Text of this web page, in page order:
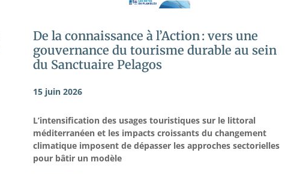
De la connaissance à l’Action : vers une
gouvernance du tourisme durable au sein
du Sanctuaire Pelagos
15 juin 2026
L’intensification des usages touristiques sur le littoral
méditerranéen et les impacts croissants du changement
climatique imposent de dépasser les approches sectorielles
pour bâtir un modèle